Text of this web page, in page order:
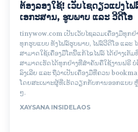
ຕ້ອງລອງໃຊ້! ເວັບໄຊດຽວແປງໄຟ
ເອກະສານ, ຮູບພາບ ແລະ ວີດີໂອ
tinywow.com ເປັນເວັບໄຊລວມເຄື່ອງມືທຸກ
ທຸກຮູບແບບ ທັງໄຟລ໌ຮູບພາບ, ໄຟລ໌ວີດີໂອ ແລະ
ສາມາດໃຊ້ເຄື່ອງມືໂຕນີ້ແກ້ໄຂໄຟລ໌ ໄດ້ຢ່າງເຕັ
ສາມາດເຮັດໄດ້ທຸກຢ່າງທີ່ສຳຄັນຄືໃຊ້ງານຟຣີ
ລົງເລີຍ ແລະ ຖືວ່າເປັນເຄື່ອງມືທີ່ຄວນ
ໂດຍສະເພາະຜູ້ທີ່ເຮັດວຽກກັບການອອກແບບ
ໆ.
XAYSANA INSIDELAOS